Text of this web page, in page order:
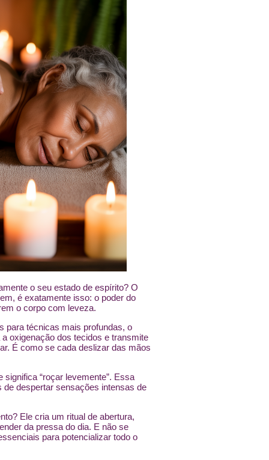
o seu estado de espírito? O
é exatamente isso: o poder do
o corpo com leveza.
para técnicas mais profundas, o
oxigenação dos tecidos e transmite
É como se cada deslizar das mãos
significa “roçar levemente”. Essa
despertar sensações intensas de
Ele cria um ritual de abertura,
da pressa do dia. E não se
para potencializar todo o